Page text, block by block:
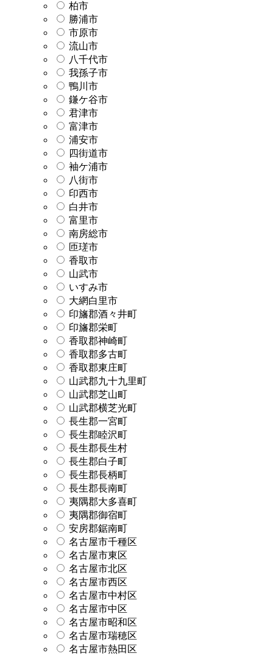
柏市
勝浦市
市原市
流山市
八千代市
我孫子市
鴨川市
鎌ケ谷市
君津市
富津市
浦安市
四街道市
袖ケ浦市
八街市
印西市
白井市
富里市
南房総市
匝瑳市
香取市
山武市
いすみ市
大網白里市
印旛郡酒々井町
印旛郡栄町
香取郡神崎町
香取郡多古町
香取郡東庄町
山武郡九十九里町
山武郡芝山町
山武郡横芝光町
長生郡一宮町
長生郡睦沢町
長生郡長生村
長生郡白子町
長生郡長柄町
長生郡長南町
夷隅郡大多喜町
夷隅郡御宿町
安房郡鋸南町
名古屋市千種区
名古屋市東区
名古屋市北区
名古屋市西区
名古屋市中村区
名古屋市中区
名古屋市昭和区
名古屋市瑞穂区
名古屋市熱田区